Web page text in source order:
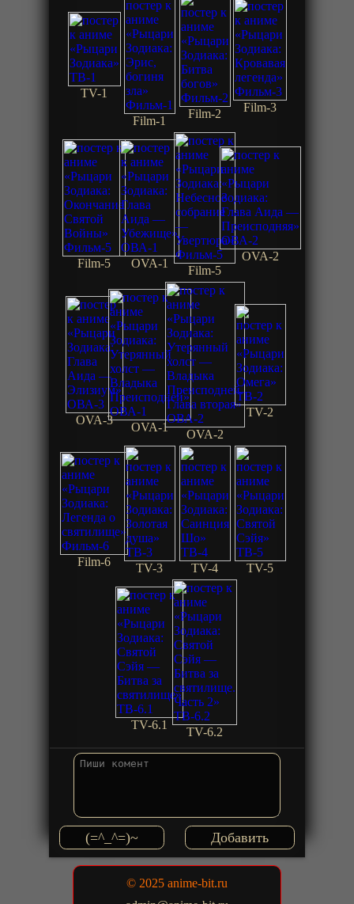
TV-1
Film-1
Film-2 Film-3
Film-5 OVA-1
Film-5
OVA-2
OVA-3
OVA-1
OVA-2
TV-2
Film-6 TV-3 TV-4 TV-5
TV-6.1
TV-6.2
(=^_^=)~
© 2025 anime-bit.ru